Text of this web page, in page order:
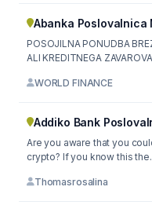
Abanka Poslovalnica
POSOJILNA PONUDBA
WORLD FINANCE
Addiko Bank
Are you aware that you
crypto? If you know this
Thomasrosalina